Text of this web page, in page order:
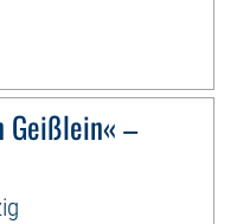
Geißlein« –